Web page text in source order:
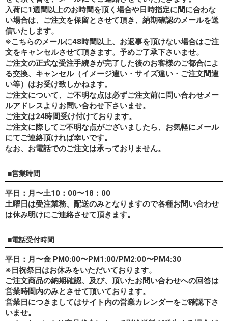
入荷に1週間以上のお時間を頂く場合や日時指定に間に合わな
い場合は、ご注文を保留とさせて頂き、納期確認のメールを送
信いたします。
※こちらのメールに48時間以上、お返事を頂けない場合はご注
文をキャンセルさせて頂きます。予めご了承下さいませ。
ご注文の正式な受注手続きが完了した後のお客様のご都合によ
る交換、キャンセル（イメージ違い・サイズ違い・ご注文間違
い等）はお受け致しかねます。
ご注文について、ご不明な点は必ずご注文前に問い合わせメー
ルアドレスよりお問い合わせ下さいませ。
ご注文は24時間受け付けております。
ご注文に際してご不明な点がございましたら、お気軽にメール
にてご連絡頂ければ幸いです。
なお、 お電話でのご注文は承っておりません。
■営業時間
平日：月〜土10：00〜18：00
土曜日は受注業務、配送のみとなりますので各種お問い合わせ
は休み明けにご連絡させて頂きます。
■電話受付時間
平日：月〜金 PM0:00〜PM1:00/PM2:00〜PM4:30
※日祝祭日はお休みをいただいております。
ご注文商品の納期確認、及び、頂いたお問い合わせへの回答は
営業時間内のみとさせて頂いております。
営業日につきましてはサイト内の営業カレンダーをご確認下さ
いませ。